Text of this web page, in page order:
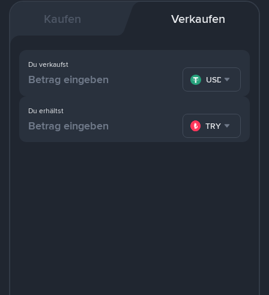
Kaufen Verkaufen
Du erhältst
TRY
Du verkaufst
USDT